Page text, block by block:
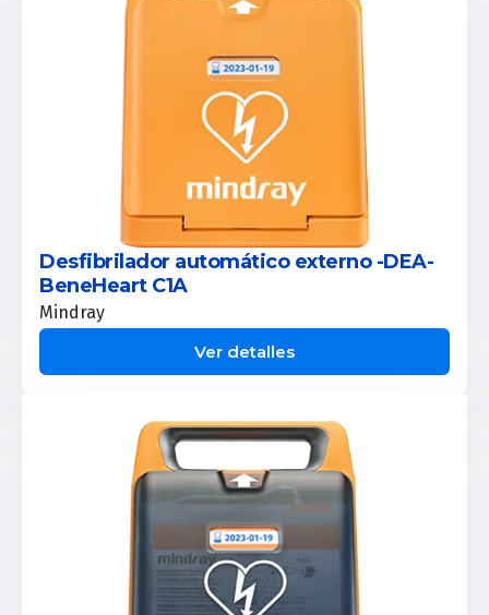
Desfibrilador automático externo -DEA-
BeneHeart C1A
Mindray
Ver detalles